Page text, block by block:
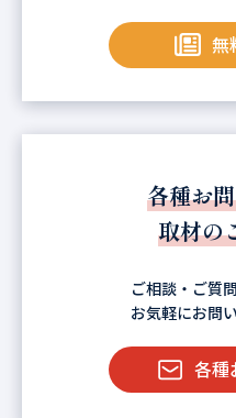
無
各種お
取材の
ご相談・ご質
お気軽にお問
各種